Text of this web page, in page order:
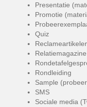
Presentatie
Promotie
Quiz
Relatiemagazine
Rondleiding
Sample
SMS
Sociale media